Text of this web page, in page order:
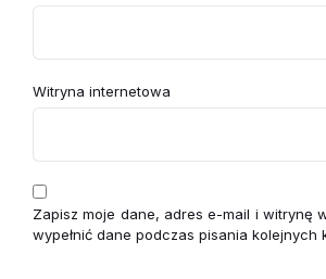
Witryna internetowa
Zapisz moje dane, adres e-mail i witrynę
wypełnić dane podczas pisania kolejnych